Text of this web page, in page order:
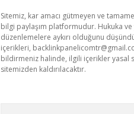
Sitemiz, kar amacı gütmeyen ve
bilgi paylaşım platformudur. Hukuka ve
düzenlemelere aykırı olduğunu
içerikleri,
bildirmeniz halinde, ilgili içerikler yasal
sitemizden kaldırılacaktır.